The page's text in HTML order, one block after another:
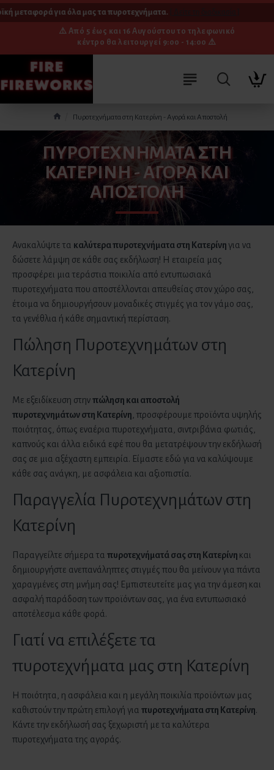
για όλα μας τα πυροτεχνήματα.[ Δείτε τη διαδικασία ]
⚠️ Από 5 έως και 16 Αυγούστου το τηλεφωνικό
κέντρο θα λειτουργεί 9:00 - 14:00 ⚠️
Πυροτεχνήματα στη Κατερίνη - Αγορά και Αποστολή
ΠΥΡΟΤΕΧΝΉΜΑΤΑ ΣΤΗ
ΚΑΤΕΡΊΝΗ - ΑΓΟΡΆ ΚΑΙ
ΑΠΟΣΤΟΛΉ
Ανακαλύψτε τα καλύτερα πυροτεχνήματα στη Κατερίνη για να
δώσετε λάμψη σε κάθε σας εκδήλωση! Η εταιρεία μας
προσφέρει μια τεράστια ποικιλία από εντυπωσιακά
πυροτεχνήματα που αποστέλλονται απευθείας στον χώρο σας,
έτοιμα να δημιουργήσουν μοναδικές στιγμές για τον γάμο σας,
τα γενέθλια ή κάθε σημαντική περίσταση.
Πώληση Πυροτεχνημάτων στη
Κατερίνη
Με εξειδίκευση στηνπώληση και αποστολή
πυροτεχνημάτωνστη Κατερίνη , προσφέρουμε προϊόντα υψηλής
ποιότητας, όπως εναέρια πυροτεχνήματα, σιντριβάνια φωτιάς,
καπνούς και άλλα ειδικά εφέ που θα μετατρέψουν την εκδήλωσή
σας σε μια αξέχαστη εμπειρία. Είμαστε εδώ για να καλύψουμε
κάθε σας ανάγκη, με ασφάλεια και αξιοπιστία.
Παραγγελία Πυροτεχνημάτων στη
Κατερίνη
Παραγγείλτε σήμερα τα πυροτεχνήματά σας στη Κατερίνη και
δημιουργήστε ανεπανάληπτες στιγμές που θα μείνουν για πάντα
χαραγμένες στη μνήμη σας! Εμπιστευτείτε μας για την άμεση και
ασφαλή παράδοση των προϊόντων σας, για ένα εντυπωσιακό
αποτέλεσμα κάθε φορά.
Γιατί να επιλέξετε τα
πυροτεχνήματα μας στη Κατερίνη
Η ποιότητα, η ασφάλεια και η μεγάλη ποικιλία προϊόντων μας
καθιστούν την πρώτη επιλογή για πυροτεχνήματα στη Κατερίνη.
Κάντε την εκδήλωσή σας ξεχωριστή με τα καλύτερα
πυροτεχνήματα της αγοράς.